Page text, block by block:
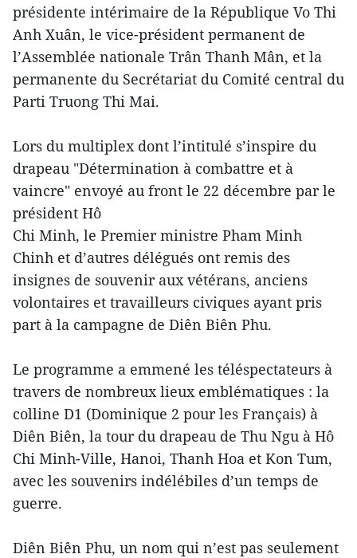
présidente intérimaire de la République Vo Thi
Anh Xuân, le vice-président permanent de
l’Assemblée nationale Trân Thanh Mân, et la
permanente du Secrétariat du Comité central du
Parti Truong Thi Mai.
Lors du multiplex dont l’intitulé s’inspire du
drapeau "Détermination à combattre et à
vaincre" envoyé au front le 22 décembre par le
président Hô
Chi Minh, le Premier ministre Pham Minh
Chinh et d’autres délégués ont remis des
insignes de souvenir aux vétérans, anciens
volontaires et travailleurs civiques ayant pris
part à la campagne de Diên Biên Phu.
Le programme a emmené les téléspectateurs à
travers de nombreux lieux emblématiques : la
colline D1 (Dominique 2 pour les Français) à
Diên Biên, la tour du drapeau de Thu Ngu à Hô
Chi Minh-Ville, Hanoi, Thanh Hoa et Kon Tum,
avec les souvenirs indélébiles d’un temps de
guerre.
Diên Biên Phu, un nom qui n’est pas seulement